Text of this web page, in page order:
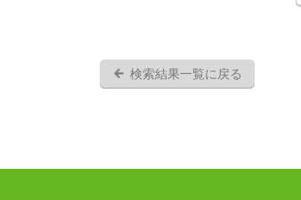
検索結果一覧に戻る